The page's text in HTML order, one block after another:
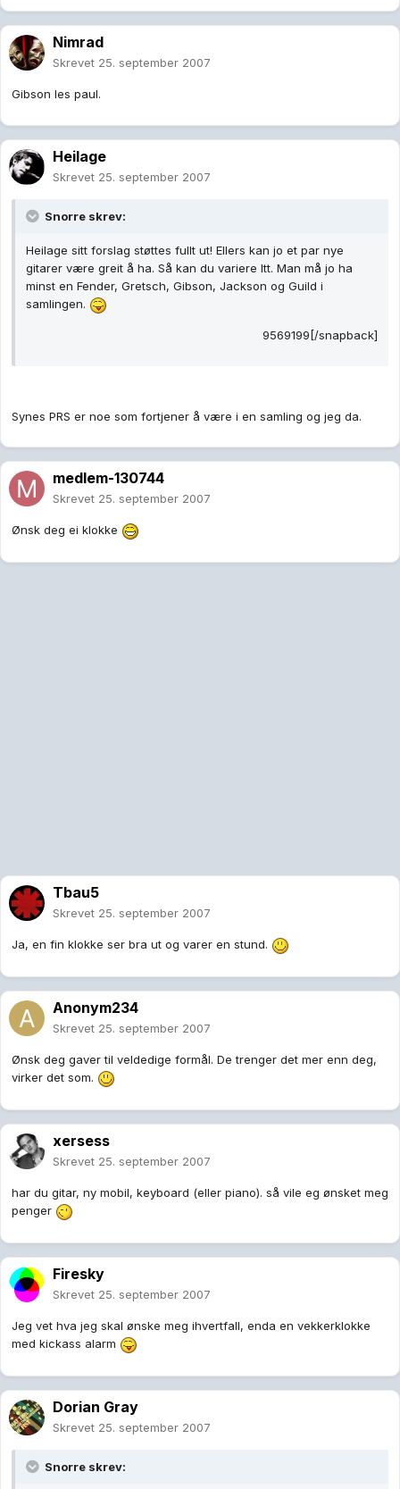
Nimrad
Skrevet 25. september 2007
Gibson les paul.
Heilage
Skrevet 25. september 2007
Snorre skrev:
Heilage sitt forslag støttes fullt ut! Ellers kan jo et par nye
gitarer være greit å ha. Så kan du variere ltt. Man må jo ha
minst en Fender, Gretsch, Gibson, Jackson og Guild i
samlingen.
9569199[/snapback]
Synes PRS er noe som fortjener å være i en samling og jeg da.
medlem-130744
Skrevet 25. september 2007
Ønsk deg ei klokke
Tbau5
Skrevet 25. september 2007
Ja, en fin klokke ser bra ut og varer en stund.
Anonym234
Skrevet 25. september 2007
Ønsk deg gaver til veldedige formål. De trenger det mer enn deg,
virker det som.
xersess
Skrevet 25. september 2007
har du gitar, ny mobil, keyboard (eller piano). så vile eg ønsket meg
penger
Firesky
Skrevet 25. september 2007
Jeg vet hva jeg skal ønske meg ihvertfall, enda en vekkerklokke
med kickass alarm
Dorian Gray
Skrevet 25. september 2007
Snorre skrev: